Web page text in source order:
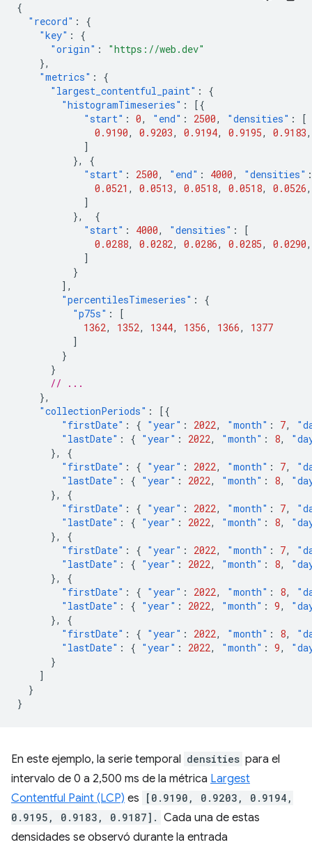
{
"record" :
{
"key" :
{
"origin" :
"https://web.dev"
},
"metrics" :
{
"largest_contentful_paint" :
{
"histogramTimeseries" :
[{
"start" : 0, "end" : 2500, "densities" :
[
0.9190, 0.9203, 0.9194, 0.9195, 0.9183,
]
},
{
"start" : 2500, "end" : 4000, "densities" :
0.0521 , 0.0513, 0.0518, 0.0518, 0.0526,
]
},
{
"start" : 4000, "densities" :
[
0.0288, 0.0282, 0.0286, 0.0285, 0.0290,
]
}
],
"percentilesTimeseries" :
{
"p75s" :
[
1362, 1352, 1344, 1356, 1366,
1377
]
}
}
// ...
},
"collectionPeriods" :
[{
"firstDate" : { "year" : 2022, "month" : 7,
"lastDate" : { "year" : 2022, "month" : 8,
},
{
"firstDate" : { "year" : 2022, "month" : 7,
"lastDate" : { "year" : 2022, "month" : 8,
},
{
"firstDate" : { "year" : 2022, "month" : 7,
"lastDate" : { "year" : 2022, "month" : 8,
},
{
"firstDate" : { "year" : 2022, "month" : 7,
"lastDate" : { "year" : 2022, "month" : 8,
},
{
"firstDate" : { "year" : 2022, "month" : 8,
"lastDate" : { "year" : 2022, "month" : 9,
},
{
"firstDate" : { "year" : 2022, "month" : 8,
"lastDate" : { "year" : 2022, "month" : 9,
}
]
}
}
En este ejemplo, la serie temporal densities para el
intervalo de 0 a 2,500 ms de la métrica Largest
Contentful Paint (LCP) es
[0.9190, 0.9203, 0.9194,
0.9195, 0.9183, 0.9187]. Cada una de estas
densidades se observó durante la entrada